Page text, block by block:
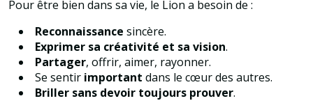
Pour être bien dans sa vie, le Lion a besoin de :
Reconnaissance sincère.
Exprimer sa créativité et sa vision.
Partager, offrir, aimer, rayonner.
Se sentir important dans le cœur des autres.
Briller sans devoir toujours prouver.